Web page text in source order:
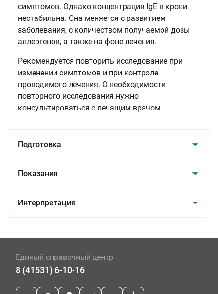
симптомов. Однако концентрация IgE в крови
нестабильна. Она меняется с развитием
заболевания, с количеством получаемой дозы
аллергенов, а также на фоне лечения.
Рекомендуется повторить исследование при
изменении симптомов и при контроле
проводимого лечения. О необходимости
повторного исследования нужно
консультироваться с лечащим врачом.
Подготовка
Показания
Интерпретация
Единый справочный центр
8 (41531) 6-10-16